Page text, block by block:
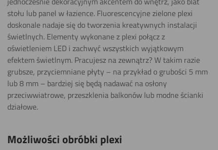
stołu lub panel w łazience. Fluorescencyjne zielone plexi
doskonale nadaje się do tworzenia kreatywnych instalacji
świetlnych. Elementy wykonane z plexi połącz z
oświetleniem LED i zachwyć wszystkich wyjątkowym
efektem świetlnym. Pracujesz na zewnątrz? W takim razie
grubsze, przyciemniane płyty – na przykład o grubości 5 mm
lub 8 mm – bardziej się będą nadawać na osłony
przeciwwiatrowe, przeszklenia balkonów lub modne ścianki
działowe.
Możliwości obróbki plexi